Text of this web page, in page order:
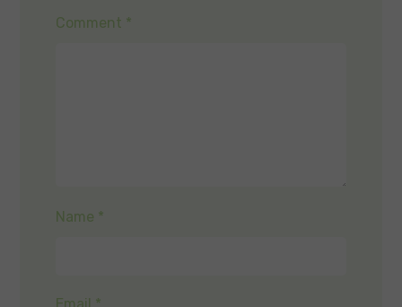
Comment *
Name *